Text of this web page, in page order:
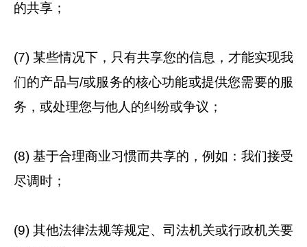
的共享；
(7) 某些情况下，只有共享您的信息，才能实现我
们的产品与/或服务的核心功能或提供您需要的服
务，或处理您与他人的纠纷或争议；
(8) 基于合理商业习惯而共享的，例如：我们接受
尽调时；
(9) 其他法律法规等规定、司法机关或行政机关要